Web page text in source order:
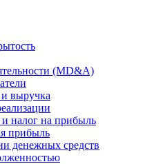
(MD&A)
выручка
налог на прибыль
прибыль
денежных средств